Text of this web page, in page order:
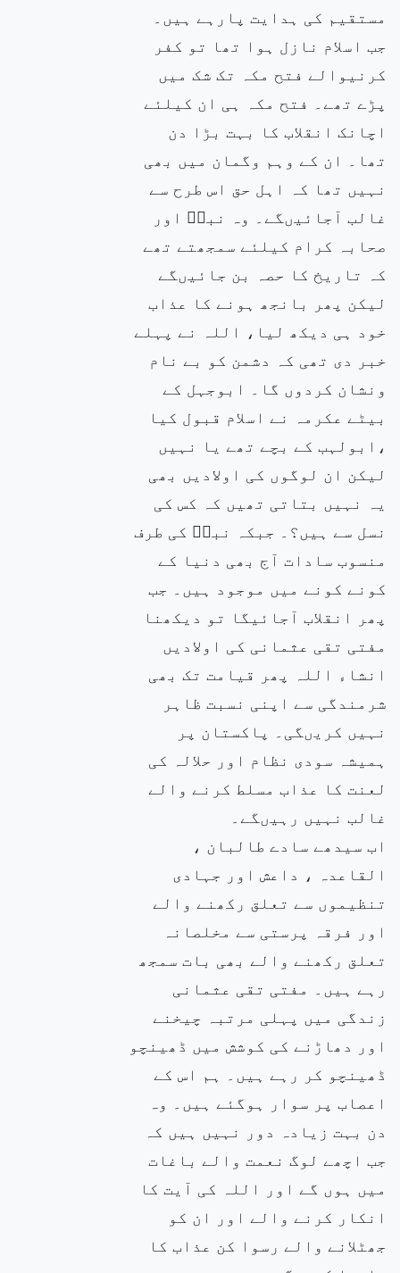
مستقیم کی ہدایت پارہے ہیں۔
جب اسلام نازل ہوا تھا تو کفر
کرنیوالے فتح مکہ تک شک میں
پڑے تھے۔ فتح مکہ ہی ان کیلئے
اچانک انقلاب کا بہت بڑا دن
تھا۔ ان کے وہم وگمان میں بھی
نہیں تھا کہ اہل حق اس طرح سے
غالب آجائیںگے۔ وہ نبیۖ اور
صحابہ کرام کیلئے سمجھتے تھے
کہ تاریخ کا حصہ بن جائیںگے
لیکن پھر بانجھ ہونے کا عذاب
خود ہی دیکھ لیا، اللہ نے پہلے
خبر دی تھی کہ دشمن کو بے نام
ونشان کردوں گا۔ ابوجہل کے
بیٹے عکرمہ نے اسلام قبول کیا
،ابولہب کے بچے تھے یا نہیں
لیکن ان لوگوں کی اولادیں بھی
یہ نہیں بتاتی تھیں کہ کس کی
نسل سے ہیں؟۔ جبکہ نبیۖ کی طرف
منسوب سادات آج بھی دنیا کے
کونے کونے میں موجود ہیں۔ جب
پھر انقلاب آجائیگا تو دیکھنا
مفتی تقی عثمانی کی اولادیں
انشاء اللہ پھر قیامت تک بھی
شرمندگی سے اپنی نسبت ظاہر
نہیں کریںگی۔ پاکستان پر
ہمیشہ سودی نظام اور حلالہ کی
لعنت کا عذاب مسلط کرنے والے
غالب نہیں رہیںگے۔
اب سیدھے سادے طالبان ،
القاعدہ ، داعش اور جہادی
تنظیموں سے تعلق رکھنے والے
اور فرقہ پرستی سے مخلصانہ
تعلق رکھنے والے بھی بات سمجھ
رہے ہیں۔ مفتی تقی عثمانی
زندگی میں پہلی مرتبہ چیخنے
اور دھاڑنے کی کوشش میں ڈھینچو
ڈھینچو کر رہے ہیں۔ ہم اس کے
اعصاب پر سوار ہوگئے ہیں۔ وہ
دن بہت زیادہ دور نہیں ہیں کہ
جب اچھے لوگ نعمت والے باغات
میں ہوں گے اور اللہ کی آیت کا
انکار کرنے والے اور ان کو
جھٹلانے والے رسوا کن عذاب کا